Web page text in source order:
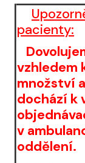
pacienty:
vzhledem
množství
dochází k
v
oddělení.